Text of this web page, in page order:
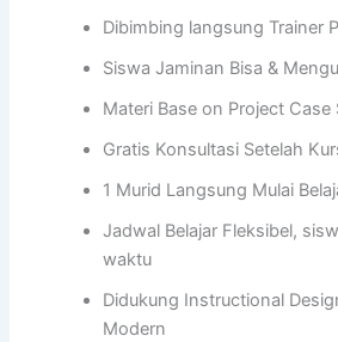
Dibimbing langsung Trainer
Siswa Jaminan Bisa &
Materi Base on Project Case
Gratis Konsultasi Setelah
1 Murid Langsung Mulai
Jadwal Belajar Fleksibel,
waktu
Didukung Instructional
Modern